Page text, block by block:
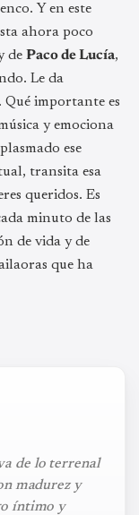
Y en este
ahora poco
de Paco de Lucía,
Le da
importante es
y emociona
ese
transita esa
queridos. Es
minuto de las
de vida y de
que ha
de lo terrenal
madurez y
íntimo y